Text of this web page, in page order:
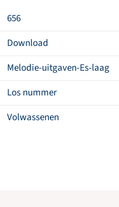
656
Download
Melodie-uitgaven-Es-laag
Los nummer
Volwassenen